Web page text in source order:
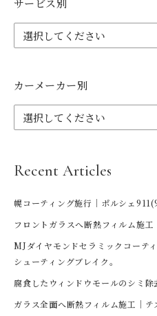
サービス別
カーメーカー別
Recent Articles
幌コーティング施行｜ポルシェ
フロントガラスへ断熱フィルム施工
MJダイヤモンドセラミックコーテ
シューティングブレイク。
腐食したウィンドウモールのシミ
ガラス全面へ断熱フィルム施工｜テ